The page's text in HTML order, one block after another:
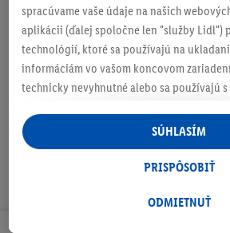
O produkte
spracúvame vaše údaje na našich
aplikácii (ďalej spoločne len "služby Lidl")
technológií, ktoré sa používajú na
informáciám vo vašom koncovom
technicky nevyhnutné alebo sa používajú s
personalizovanú reklamu v rámci služieb
ste účastníkom programu Lidl Plus, na
aj údaje z vášho nákupného správania v
následne si vytvoríte účet Lidl Plus alebo
ODMIETNUŤ
PRISPÔSOBIŤ
SÚHLASÍM